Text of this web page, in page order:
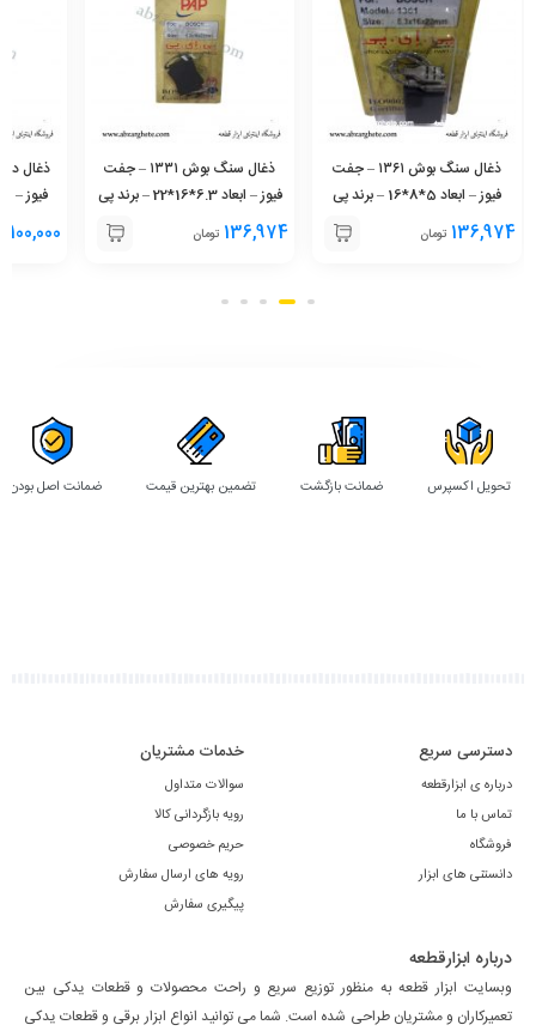
ذغال سنگ بوش ١٣٦١ – جفت
فیوز – ابعاد 5*8*16 – برند پی
136,974 تومان
ذغال سنگ بوش ١٣٣١ – جفت
فیوز – ابعاد 6.3*16*22 – برند پی
136,974 تومان 100,000
تحویل اکسپرس ضمانت بازگشت تضمین بهترین قیمت ضمانت اصل بودن
دسترسی سریع
درباره ی ابزارقطعه
تماس با ما
فروشگاه
دانستنی های ابزار
خدمات مشتریان
سوالات متداول
رویه بازگردانی کالا
حریم خصوصی
رویه های ارسال سفارش
پیگیری سفارش
درباره ابزارقطعه
وبسایت ابزار قطعه به منظور توزیع سریع و راحت محصولات و قطعات یدکی بین
تعمیرکاران و مشتریان طراحی شده است. شما می توانید انواع ابزار برقی و قطعات یدکی